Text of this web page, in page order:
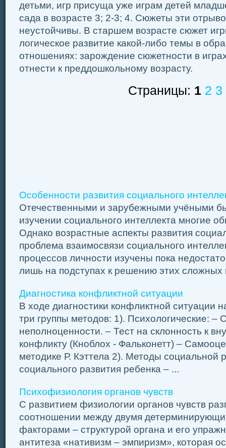
детьми, игр присуща уже играм детей
сада в возрасте 3; 2-3; 4. Сюжеты эти
неустойчивы. В старшем возрасте сюжет
логическое развитие какой-либо темы в
отношениях: зарождение сюжетности в
отнести к преддошкольному возрасту.
Страницы: 1 2 3
Особенности развития социального
Отечественными и зарубежными учёными
изучении социального интеллекта многие
Однако возрастные аспекты развития
проблема взаимосвязи социального
процессов личности изучены пока
лишь на подступах к решению этих сложных
Диагностика конфликтной ситуации
В ходе диагностики конфликтной ситуации
три группы методов: 1). Психологические: –
неполноценности. – Тест на склонность к
конфликту (Кноблох - Фальконетт) –
методике Р. Кэттела 2). Методы социальной
социального развития ребенка – ...
Психофизиология органов чувств
С развитием физиологии органов чувств
соотношении между двумя
факторами – структурой органа и его
антитеза «нативизм – эмпиризм», которая